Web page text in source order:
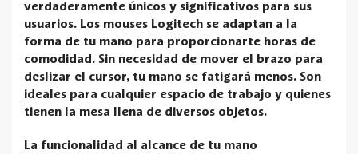
verdaderamente únicos y significativos para sus
usuarios. Los mouses Logitech se adaptan a la
forma de tu mano para proporcionarte horas de
comodidad. Sin necesidad de mover el brazo para
deslizar el cursor, tu mano se fatigará menos. Son
ideales para cualquier espacio de trabajo y quienes
tienen la mesa llena de diversos objetos.
La funcionalidad al alcance de tu mano